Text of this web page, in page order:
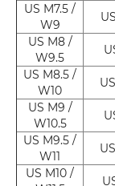
US M7.5 /
W9
US M8 /
W9.5
US M8.5 /
W10
US M9 /
W10.5
US M9.5 /
W11
US M10 /